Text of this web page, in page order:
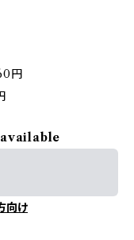
円
向け